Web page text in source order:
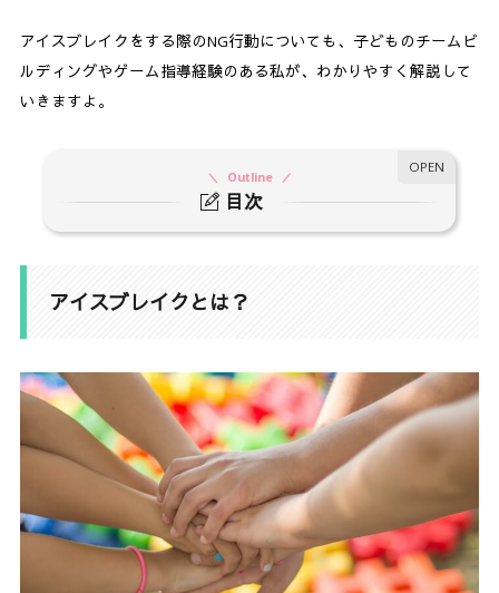
アイスブレイクをする際のNG行動についても、子どものチームビ
ルディングやゲーム指導経験のある私が、わかりやすく解説して
いきますよ。
目次
Outline
1. アイスブレイクとは？
3-1. いきなり身体接触
3-2. 特定の参加者に恥ずかしい思いをさせる
3-3. グループ協力系のゲーム
会議資料を読むように進行をする
3-5. 進行役だけテンションが高い
アイスブレイクとは？